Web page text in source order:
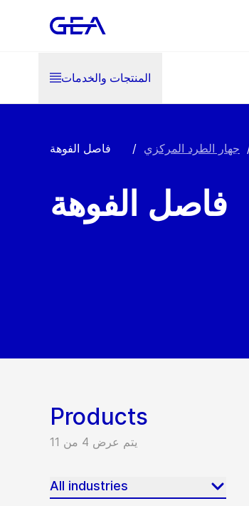
المنتجات والخدمات
جهار الطرد المركزي / فاصل الفوهة
فاصل الفوهة
Products
يتم عرض 4 من 11
All industries